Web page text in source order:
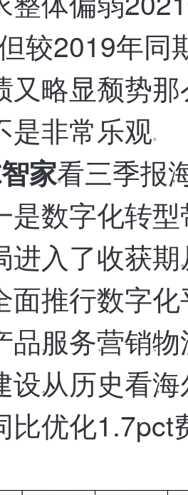
，
较2019年同
又略显颓势，
是非常乐观。
家。
看三季报 ，
是数字化转
进入了收获期。
面推行数字
品 、服务、
营销、
设。
从历史看，
比优化1.7pct，